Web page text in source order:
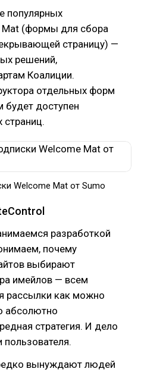
популярных
Mat (формы для сбора
страницу) —
решений,
Коалиции.
отдельных форм
будет доступен
страниц.
Welcome Mat от Sumo
разработкой
почему
выбирают
имейлов — всем
рассылки как можно
абсолютно
стратегия. И дело
вынуждают людей